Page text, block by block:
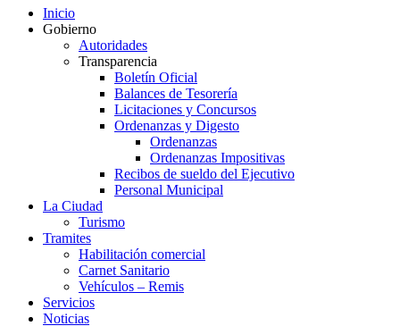
Inicio
Gobierno
Autoridades
Transparencia
Boletín Oficial
Balances de Tesorería
Licitaciones y Concursos
Ordenanzas y Digesto
Ordenanzas
Ordenanzas Impositivas
Recibos de sueldo del Ejecutivo
Personal Municipal
La Ciudad
Turismo
Tramites
Habilitación comercial
Carnet Sanitario
Vehículos – Remis
Servicios
Noticias